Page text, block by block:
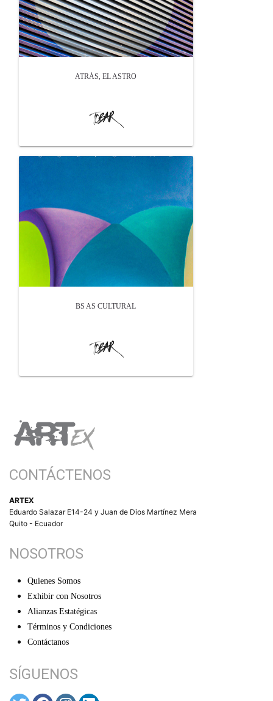
ATRÁS, EL ASTRO
BS AS CULTURAL
CONTÁCTENOS
ARTEX
Eduardo Salazar E14-24 y Juan de Dios Martínez Mera
Quito - Ecuador
NOSOTROS
Quienes Somos
Exhibir con Nosotros
Alianzas Estatégicas
Términos y Condiciones
Contáctanos
SÍGUENOS